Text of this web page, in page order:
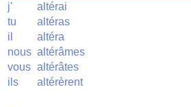
j'
altérai
tu
altéras
il
altéra
nous altérâmes
vous altérâtes
ils
altérèrent